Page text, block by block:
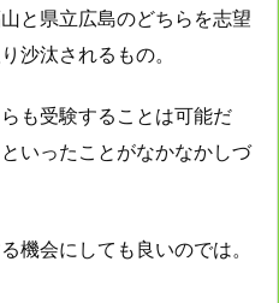
と県立広島のどちらを志望
沙汰されるもの。
も受験することは可能だ
いったことがなかなかしづ
機会にしても良いのでは。